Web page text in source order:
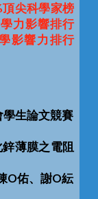
尖科學家榜
力影響排行
影響力排行
生論文競賽
薄膜之電阻
O佑、謝O紜